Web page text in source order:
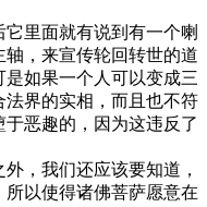
里面就有说到有一个喇
，来宣传轮回转世的道
如果一个人可以变成三
界的实相，而且也不符
恶趣的，因为这违反了
，我们还应该要知道，
以使得诸佛菩萨愿意在